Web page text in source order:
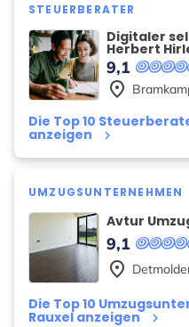
STEUERBERATER
Digitaler
Herbert
9,1
Die Top 10
anzeigen keyboard_arrow_right
place
UMZUGSUNTERNEHMEN
Avtur
9,1
Die Top 10
Rauxel anzeigen keyboard_arrow_right
place